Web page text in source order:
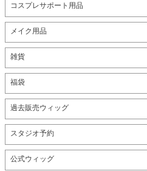
コスプレサポート用品
メイク用品
雑貨
福袋
過去販売ウィッグ
スタジオ予約
公式ウィッグ